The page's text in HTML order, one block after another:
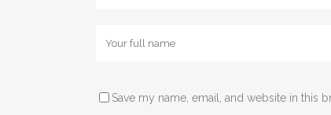
Save my name, email, and website in this